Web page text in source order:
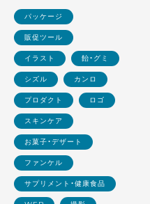
パッケージ
販促ツール
イラスト 飴・グミ
シズル カンロ
プロダクト ロゴ
スキンケア
お菓子・デザート
ファンケル
サプリメント・健康食品